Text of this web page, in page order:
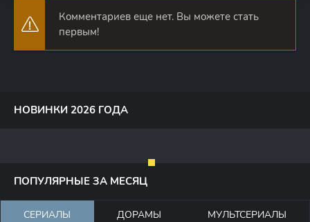
Комментариев еще нет. Вы можете стать
первым!
НОВИНКИ 2026 ГОДА
ПОПУЛЯРНЫЕ ЗА МЕСЯЦ
СЕРИАЛЫ ДОРАМЫ МУЛЬТСЕРИАЛЫ